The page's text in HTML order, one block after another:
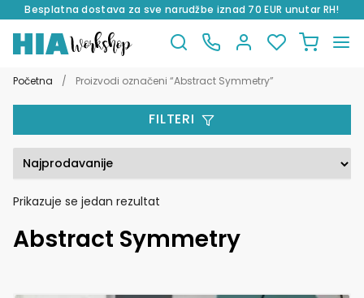
Besplatna dostava za sve narudžbe iznad 70 EUR unutar RH!
na
do
Početna / Proizvodi označeni “Abstract Symmetry”
Prikazuje se jedan rezultat
Abstract Symmetry
FILTERI